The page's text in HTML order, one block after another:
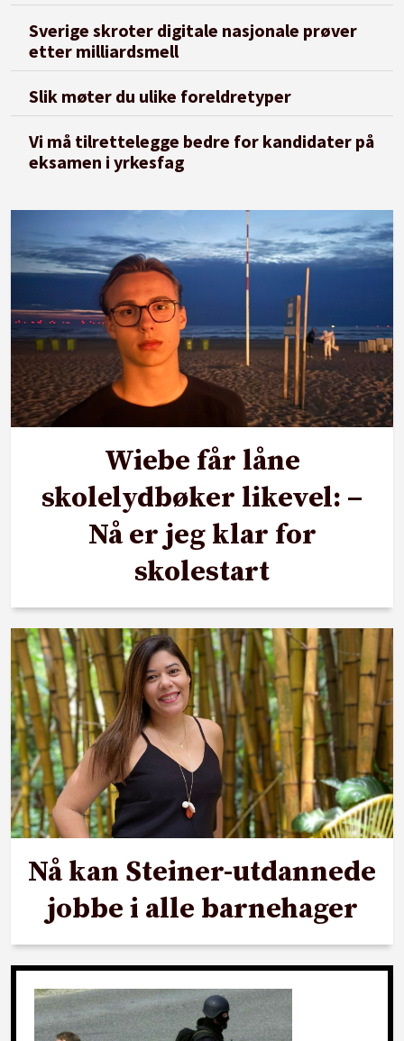
Sverige skroter digitale nasjonale prøver
etter milliardsmell
Slik møter du ulike foreldretyper
Vi må tilrettelegge bedre for kandidater på
eksamen i yrkesfag
Wiebe får låne
skolelydbøker likevel: –
Nå er jeg klar for
skolestart
Nå kan Steiner-utdannede
jobbe i alle barnehager